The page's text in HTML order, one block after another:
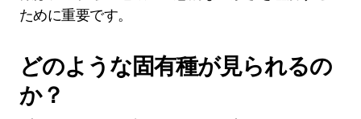
ために重要です。
どのような固有種が見られるの
か？